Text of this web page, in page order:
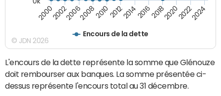
Encours de la dette
200020022006200820102012201420162018202020222024
© JDN 2026
L'encours de la dette représente la somme que Glénouze
doit rembourser aux banques. La somme présentée ci-
dessus représente l'encours total au 31 décembre.